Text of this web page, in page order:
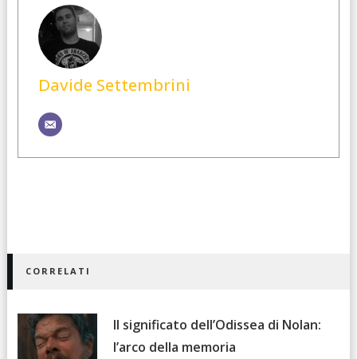
Davide Settembrini
CORRELATI
Il significato dell’Odissea di Nolan:
l’arco della memoria